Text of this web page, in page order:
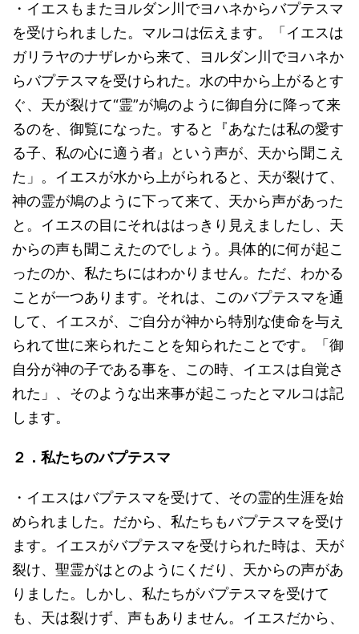
・イエスもまたヨルダン川でヨハネからバプテスマ
を受けられました。マルコは伝えます。「イエスは
ガリラヤのナザレから来て、ヨルダン川でヨハネか
らバプテスマを受けられた。水の中から上がるとす
ぐ、天が裂けて“霊”が鳩のように御自分に降って来
るのを、御覧になった。すると『あなたは私の愛す
る子、私の心に適う者』という声が、天から聞こえ
た」。イエスが水から上がられると、天が裂けて、
神の霊が鳩のように下って来て、天から声があった
と。イエスの目にそれははっきり見えましたし、天
からの声も聞こえたのでしょう。具体的に何が起こ
ったのか、私たちにはわかりません。ただ、わかる
ことが一つあります。それは、このバプテスマを通
して、イエスが、ご自分が神から特別な使命を与え
られて世に来られたことを知られたことです。「御
自分が神の子である事を、この時、イエスは自覚さ
れた」、そのような出来事が起こったとマルコは記
します。
２．私たちのバプテスマ
・イエスはバプテスマを受けて、その霊的生涯を始
められました。だから、私たちもバプテスマを受け
ます。イエスがバプテスマを受けられた時は、天が
裂け、聖霊がはとのようにくだり、天からの声があ
りました。しかし、私たちがバプテスマを受けて
も、天は裂けず、声もありません。イエスだから、